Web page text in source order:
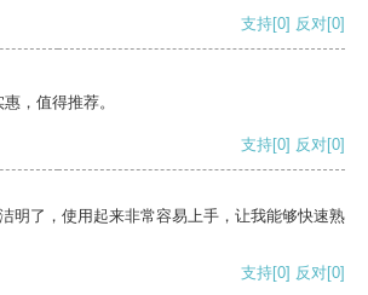
支持[0] 反对[0]
，值得推荐。
支持[0] 反对[0]
明了，使用起来非常容易上手，让我能够快速熟
支持[0] 反对[0]